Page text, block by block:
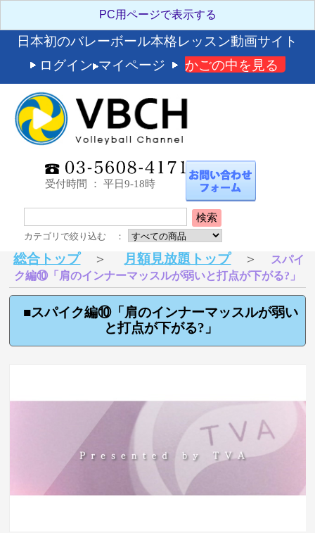
日本初のバレーボール本格レッスン動画サイト
ログイン マイページ かごの中を見る
受付時間 ： 平日9-18時
検索
カテゴリで絞り込む ：
総合トップ＞ 月額見放題トップ＞
スパイ
ク編⑩「肩のインナーマッスルが弱いと打点が下がる?」
■スパイク編⑩「肩のインナーマッスルが弱い
と打点が下がる?」